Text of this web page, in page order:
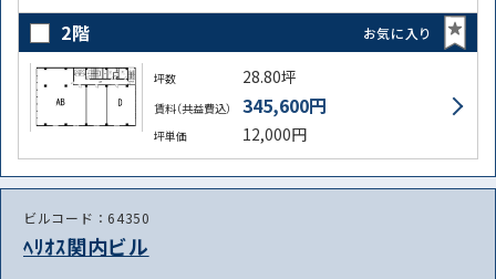
2階 お気に入り
坪数 28.80坪
賃料（共益費込） 345,600円
坪単価 12,000円
ビルコード：64350
ﾍﾘｵｽ関内ビル